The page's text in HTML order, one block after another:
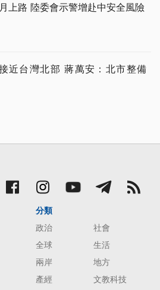
上路 陸委會示警增赴中安全風險
近台灣北部 蔣萬安：北市整備
分類
政治
社會
全球
生活
兩岸
地方
產經
文教科技